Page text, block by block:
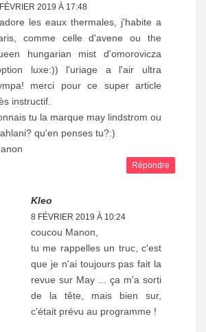
2019 À 17:48
les eaux thermales, j'habite a
comme celle d'avene ou the
hungarian mist d'omorovicza
luxe:)) l'uriage a l'air ultra
merci pour ce super article
instructif.
tu la marque may lindstrom ou
qu'en penses tu?:)
Répondre
Kleo
8 FÉVRIER 2019 À 10:24
coucou Manon,
tu me rappelles un truc, c'est
que je n'ai toujours pas fait la
revue sur May ... ça m'a sorti
de la tête, mais bien sur,
c'était prévu au programme !